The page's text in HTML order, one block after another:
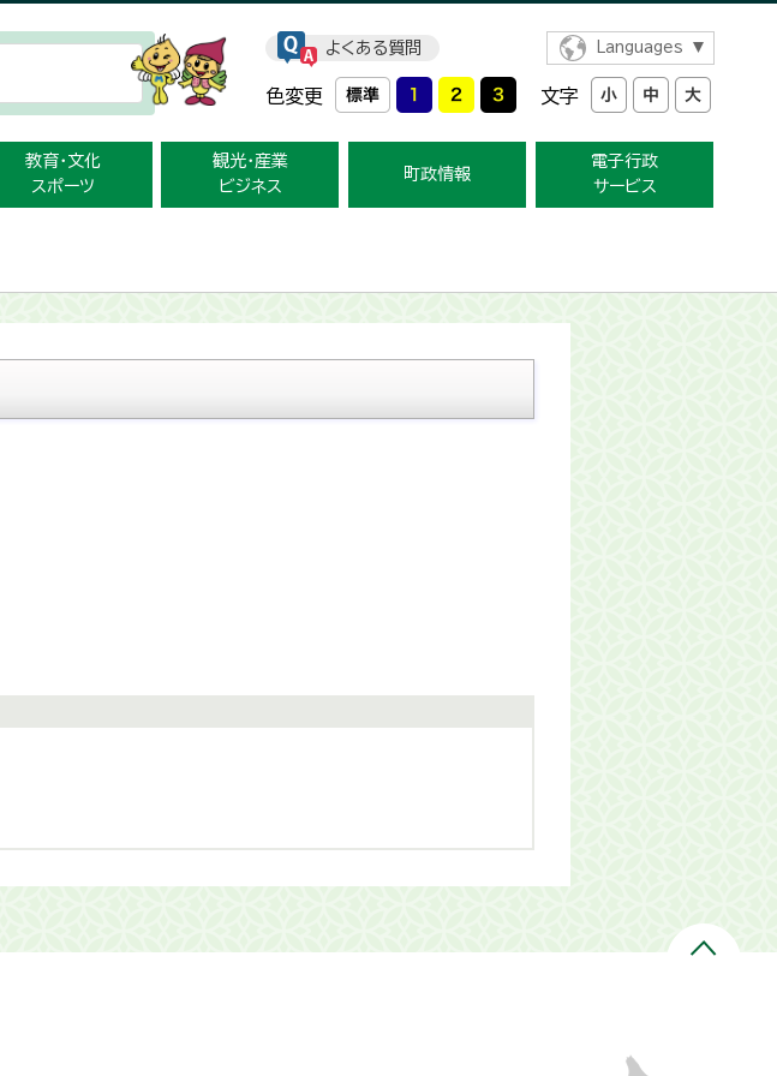
よくある質問 Languages
色変更 文字
教育・文化
スポーツ
観光・産業
ビジネス
町政情報
電子行政
サービス